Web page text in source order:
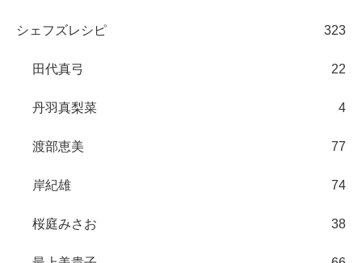
シェフズレシピ 323
田代真弓 22
丹羽真梨菜 4
渡部恵美 77
岸紀雄 74
桜庭みさお 38